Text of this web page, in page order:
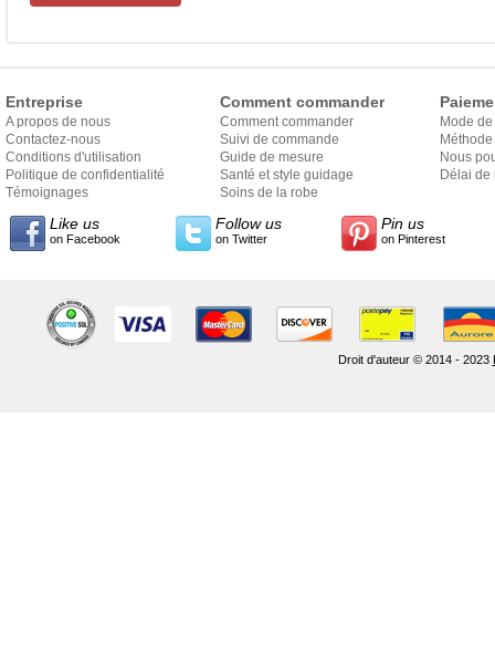
Entreprise
A propos de nous
Contactez-nous
Conditions d'utilisation
Politique de confidentialité
Témoignages
Comment commander
Comment commander
Suivi de commande
Guide de mesure
Santé et style guidage
Soins de la robe
Mode
Nous
Délai de
Like us
on Facebook
Follow us
on Twitter
Pin us
on Pinterest
Droit d'auteur © 2014 - 2023